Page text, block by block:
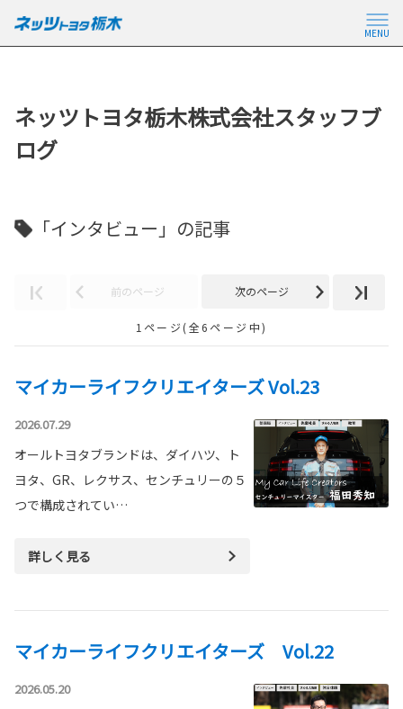
MENU
ネッツトヨタ栃木株式会社スタッフブ
ログ
「インタビュー」の記事
前のページ 次のページ
1ページ(全6ページ中)
マイカーライフクリエイターズ Vol.23
2026.07.29
オールトヨタブランドは、ダイハツ、ト
ヨタ、GR、レクサス、センチュリーの５
つで構成されてい…
詳しく見る
マイカーライフクリエイターズ Vol.22
2026.05.20